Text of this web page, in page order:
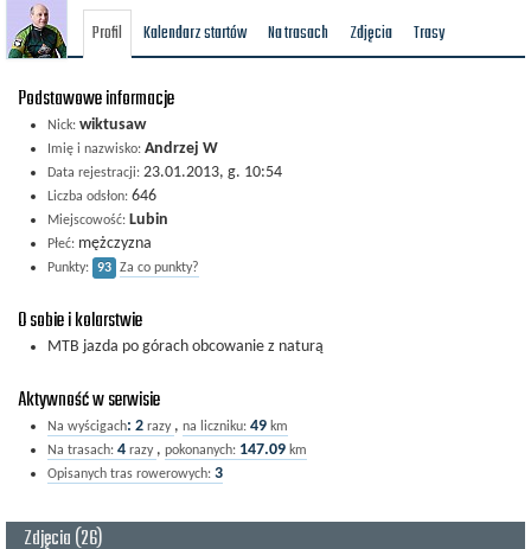
Profil Kalendarz startów Na trasach Zdjęcia Trasy
Podstawowe informacje
Nick: wiktusaw
Imię i nazwisko: Andrzej W
Data rejestracji: 23.01.2013, g. 10:54
Liczba odsłon: 646
Miejscowość: Lubin
Płeć: mężczyzna
Punkty: 93 Za co punkty?
O sobie i kolarstwie
MTB jazda po górach obcowanie z naturą
Aktywność w serwisie
Na wyścigach: 2 razy , na liczniku: 49 km
Na trasach: 4 razy , pokonanych: 147.09 km
Opisanych tras rowerowych: 3
Zdjęcia (26)